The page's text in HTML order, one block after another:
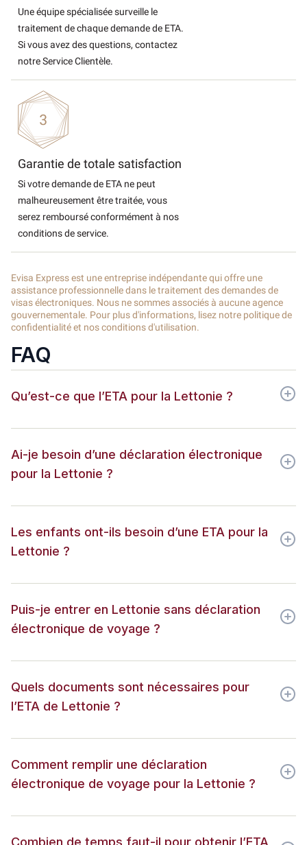
Une équipe spécialisée surveille le
traitement de chaque demande de ETA.
Si vous avez des questions, contactez
notre Service Clientèle.
Garantie de totale satisfaction
Si votre demande de ETA ne peut
malheureusement être traitée, vous
serez remboursé conformément à nos
conditions de service.
Evisa Express est une entreprise indépendante qui offre une
assistance professionnelle dans le traitement des demandes de
visas électroniques. Nous ne sommes associés à aucune agence
gouvernementale. Pour plus d'informations, lisez notre politique de
confidentialité et nos conditions d'utilisation.
FAQ
Qu’est-ce que l’ETA pour la Lettonie ?
Ai-je besoin d’une déclaration électronique
pour la Lettonie ?
Les enfants ont-ils besoin d’une ETA pour la
Lettonie ?
Puis-je entrer en Lettonie sans déclaration
électronique de voyage ?
Quels documents sont nécessaires pour
l’ETA de Lettonie ?
Comment remplir une déclaration
électronique de voyage pour la Lettonie ?
Combien de temps faut-il pour obtenir l’ETA